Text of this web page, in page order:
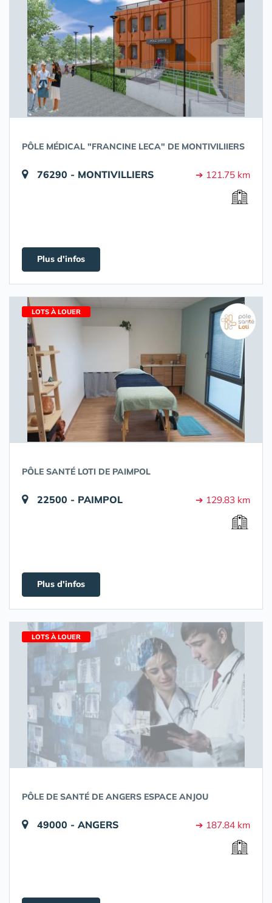
PÔLE MÉDICAL "FRANCINE LECA" DE MONTIVILIIERS
76290 - MONTIVILLIERS ➔ 121.75 km
Plus d'infos
LOTS À LOUER
PÔLE SANTÉ LOTI DE PAIMPOL
22500 - PAIMPOL ➔ 129.83 km
Plus d'infos
LOTS À LOUER
PÔLE DE SANTÉ DE ANGERS ESPACE ANJOU
49000 - ANGERS ➔ 187.84 km